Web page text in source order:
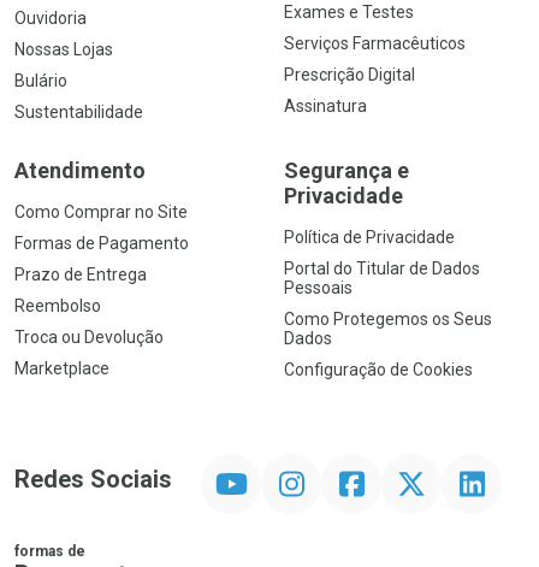
Ouvidoria
Nossas Lojas
Bulário
Sustentabilidade
Exames e Testes
Serviços Farmacêuticos
Prescrição Digital
Assinatura
Atendimento
Como Comprar no Site
Formas de Pagamento
Prazo de Entrega
Reembolso
Troca ou Devolução
Marketplace
Segurança e
Privacidade
Política de Privacidade
Portal do Titular de Dados
Pessoais
Como Protegemos os Seus
Dados
Configuração de Cookies
Redes Sociais InstagramFacebookTwitter Linkedin
formas de